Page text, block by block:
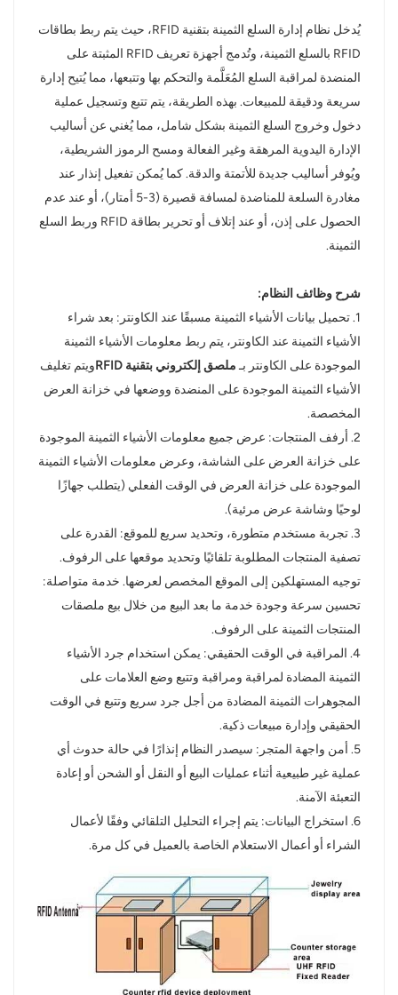
norsk
magyar
يُدخل نظام إدارة السلع الثمينة بتقنية RFID، حيث يتم ربط بطاقات
RFID بالسلع الثمينة، وتُدمج أجهزة تعريف RFID المثبتة على
المنضدة لمراقبة السلع المُعَلَّمة والتحكم بها وتتبعها، مما يُتيح إدارة
سريعة ودقيقة للمبيعات. بهذه الطريقة، يتم تتبع وتسجيل عملية
دخول وخروج السلع الثمينة بشكل شامل، مما يُغني عن أساليب
الإدارة اليدوية المرهقة وغير الفعالة ومسح الرموز الشريطية،
ويُوفر أساليب جديدة للأتمتة والدقة. كما يُمكن تفعيل إنذار عند
مغادرة السلعة للمناضدة لمسافة قصيرة (3-5 أمتار)، أو عند عدم
الحصول على إذن، أو عند إتلاف أو تحرير بطاقة RFID وربط السلع
الثمينة.
شرح وظائف النظام:
1. تحميل بيانات الأشياء الثمينة مسبقًا عند الكاونتر: بعد شراء
الأشياء الثمينة عند الكاونتر، يتم ربط معلومات الأشياء الثمينة
الموجودة على الكاونتر بـملصق إلكتروني بتقنية RFID
ويتم تغليف
الأشياء الثمينة الموجودة على المنضدة ووضعها في خزانة العرض
المخصصة.
2. أرفف المنتجات: عرض جميع معلومات الأشياء الثمينة الموجودة
على خزانة العرض على الشاشة، وعرض معلومات الأشياء الثمينة
الموجودة على خزانة العرض في الوقت الفعلي (يتطلب جهازًا
لوحيًا وشاشة عرض مرئية).
3. تجربة مستخدم متطورة، وتحديد سريع للموقع: القدرة على
تصفية المنتجات المطلوبة تلقائيًا وتحديد موقعها على الرفوف.
توجيه المستهلكين إلى الموقع المخصص لعرضها. خدمة متواصلة:
تحسين سرعة وجودة خدمة ما بعد البيع من خلال بيع ملصقات
المنتجات الثمينة على الرفوف.
4. المراقبة في الوقت الحقيقي: يمكن استخدام جرد الأشياء
الثمينة المضادة لمراقبة ومراقبة وتتبع وضع العلامات على
المجوهرات الثمينة المضادة من أجل جرد سريع وتتبع في الوقت
الحقيقي وإدارة مبيعات ذكية.
5. أمن واجهة المتجر: سيصدر النظام إنذارًا في حالة حدوث أي
عملية غير طبيعية أثناء عمليات البيع أو النقل أو الشحن أو إعادة
التعبئة الآمنة.
6. استخراج البيانات: يتم إجراء التحليل التلقائي وفقًا لأعمال
الشراء أو أعمال الاستعلام الخاصة بالعميل في كل مرة.